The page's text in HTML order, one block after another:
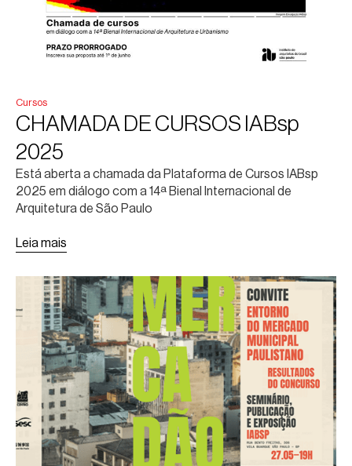
Cursos
CHAMADA DE CURSOS IABsp
2025
Está aberta a chamada da Plataforma de Cursos IABsp
2025 em diálogo com a 14ª Bienal Internacional de
Arquitetura de São Paulo
Leia mais